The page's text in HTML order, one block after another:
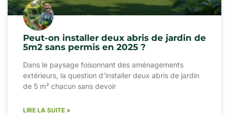
Peut-on installer deux abris de jardin de
5m2 sans permis en 2025 ?
Dans le paysage foisonnant des aménagements
extérieurs, la question d’installer deux abris de jardin
de 5 m² chacun sans devoir
LIRE LA SUITE »